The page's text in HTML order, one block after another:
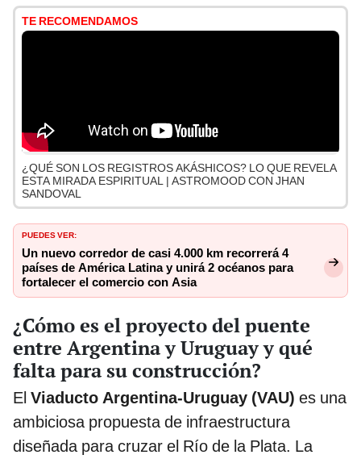
TE RECOMENDAMOS
¿QUÉ SON LOS REGISTROS AKÁSHICOS? LO QUE REVELA
ESTA MIRADA ESPIRITUAL | ASTROMOOD CON JHAN
SANDOVAL
PUEDES VER:
Un nuevo corredor de casi 4.000 km recorrerá 4
países de América Latina y unirá 2 océanos para
fortalecer el comercio con Asia
¿Cómo es el proyecto del puente
entre Argentina y Uruguay y qué
falta para su construcción?
El Viaducto Argentina‑Uruguay (VAU) es una
ambiciosa propuesta de infraestructura
diseñada para cruzar el Río de la Plata. La